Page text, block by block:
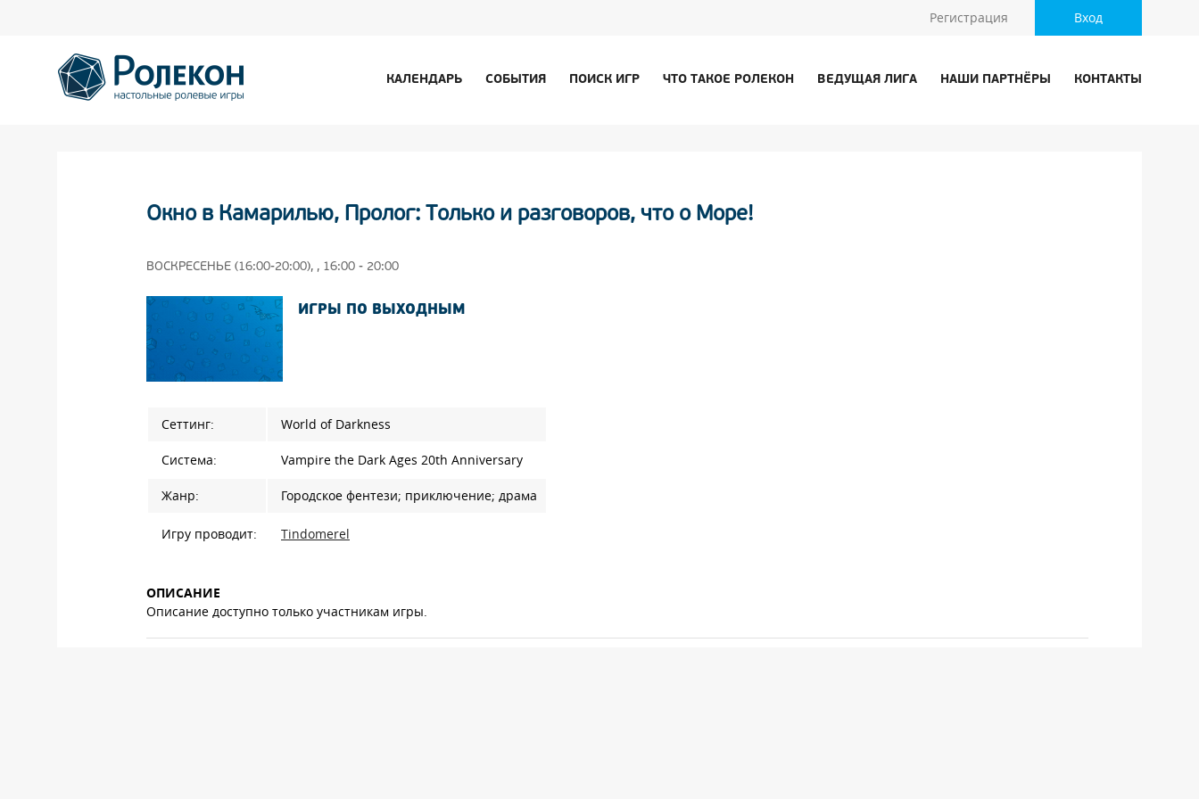
Вход
Регистрация
КАЛЕНДАРЬ СОБЫТИЯ ПОИСК ИГР ЧТО ТАКОЕ РОЛЕКОН ВЕДУЩАЯ ЛИГА НАШИ ПАРТНЁРЫ КОНТАКТЫ
Окно в Камарилью, Пролог: Только и разговоров, что о Море!
ВОСКРЕСЕНЬЕ (16:00-20:00), , 16:00 - 20:00
ИГРЫ ПО ВЫХОДНЫМ
Сеттинг: World of Darkness
Система: Vampire the Dark Ages 20th Anniversary
Жанр: Городское фентези; приключение; драма
Игру проводит: Tindomerel
ОПИСАНИЕ
Описание доступно только участникам игры.